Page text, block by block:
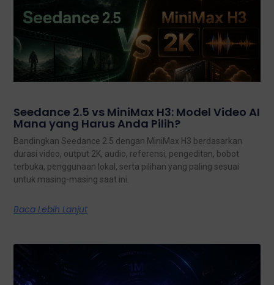
Seedance 2.5 vs MiniMax H3: Model Video AI
Mana yang Harus Anda Pilih?
Bandingkan Seedance 2.5 dengan MiniMax H3 berdasarkan
durasi video, output 2K, audio, referensi, pengeditan, bobot
terbuka, penggunaan lokal, serta pilihan yang paling sesuai
untuk masing-masing saat ini.
Baca Lebih Lanjut